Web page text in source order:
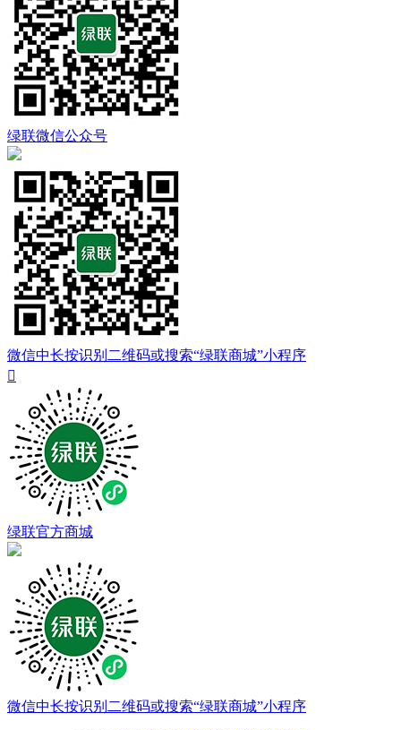
绿联微信公众号
微信中长按识别二维码或搜索“绿联商城”小程序

绿联官方商城
微信中长按识别二维码或搜索“绿联商城”小程序